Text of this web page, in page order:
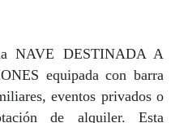
NAVE DESTINADA A
equipada con barra
eventos privados o
de alquiler. Esta